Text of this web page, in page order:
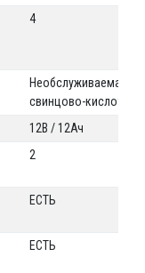
4
Необслуживаемая
свинцово-кислотная
12В / 12Ач
2
ЕСТЬ
ЕСТЬ